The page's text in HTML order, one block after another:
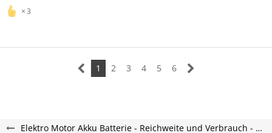
3
1 2 3 4 5 6
Elektro Motor Akku Batterie - Reichweite und Verbrauch - Scenic-E-Forum